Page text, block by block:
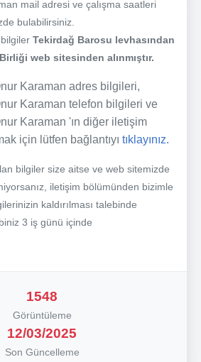
mail adresi ve çalışma saatleri
bulabilirsiniz.
Tekirdağ Barosu levhasından
web sitesinden alınmıştır.
Karaman adres bilgileri,
Karaman telefon bilgileri ve
Karaman 'ın diğer iletişim
için lütfen bağlantıyı tıklayınız.
bilgiler size aitse ve web sitemizde
iletişim bölümünden bizimle
kaldırılması talebinde
3 iş günü içinde
1548
Görüntüleme
12/03/2025
Son Güncelleme